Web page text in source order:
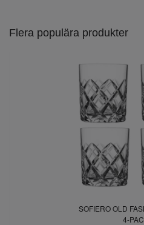
Flera populära produkter
SOFIERO OLD
4-